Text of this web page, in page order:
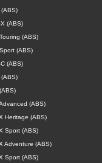
(ABS)
(ABS)
(ABS)
(ABS)
(ABS)
Heritage (ABS)
Sport (ABS)
Adventure (ABS)
Sport (ABS)